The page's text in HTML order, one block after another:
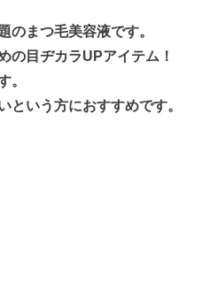
のまつ毛美容液です。
の目ヂカラUPアイテム！
。
という方におすすめです。